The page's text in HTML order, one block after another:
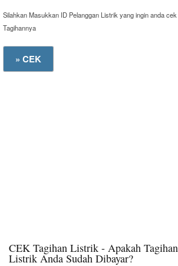
Silahkan Masukkan ID Pelanggan Listrik yang ingin anda cek
Tagihannya
CEK Tagihan Listrik - Apakah Tagihan
Listrik Anda Sudah Dibayar?